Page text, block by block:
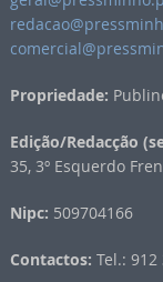
Propriedade:
Edição/Redacção
35, 3º Esquerdo
Nipc: 509704166
Contactos: Tel.: 912